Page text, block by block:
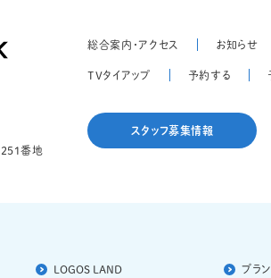
番地
総合案内・アクセス お知らせ
TVタイアップ 予約する
スタッフ募集情報
LOGOS LAND ブラン